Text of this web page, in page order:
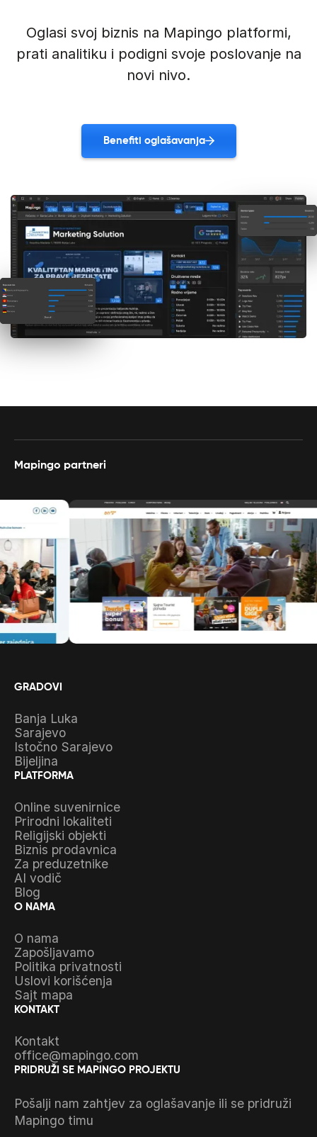
Oglasi svoj biznis na Mapingo platformi,
prati analitiku i podigni svoje poslovanje na
novi nivo.
Benefiti oglašavanja
Mapingo partneri
GRADOVI
Banja Luka
Sarajevo
Istočno Sarajevo
Bijeljina
PLATFORMA
Online suvenirnice
Prirodni lokaliteti
Religijski objekti
Biznis prodavnica
Za preduzetnike
AI vodič
Blog
O NAMA
O nama
Zapošljavamo
Politika privatnosti
Uslovi korišćenja
Sajt mapa
KONTAKT
Kontakt
office@mapingo.com
PRIDRUŽI SE MAPINGO PROJEKTU
Pošalji nam zahtjev za oglašavanje ili se pridruži
Mapingo timu